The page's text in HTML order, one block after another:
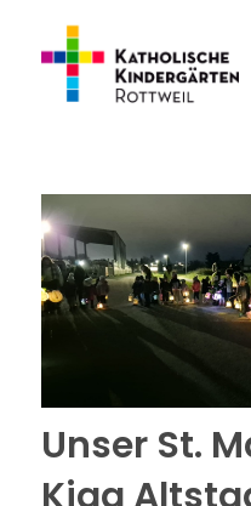
Unser St.
Kiga